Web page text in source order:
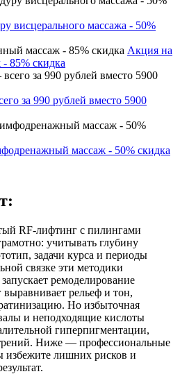
висцерального массажа - 50%
Акция на
85% скидка
за 990 рублей вместо 5900
массаж - 50% скидка
RF‑лифтинг с пилингами
учитывать глубину
задачи курса и периоды
связке эти методики
ремоделирование
рельеф и тон,
Но избыточная
и неподходящие кислоты
гиперпигментации,
Ниже — профессиональные
лишних рисков и